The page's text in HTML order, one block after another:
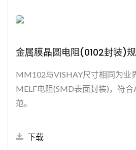
金属膜晶圆电阻(0102封装)
MM102与VISHAY尺寸相同为业
MELF电阻(SMD表面封装)，符合
范。
下载